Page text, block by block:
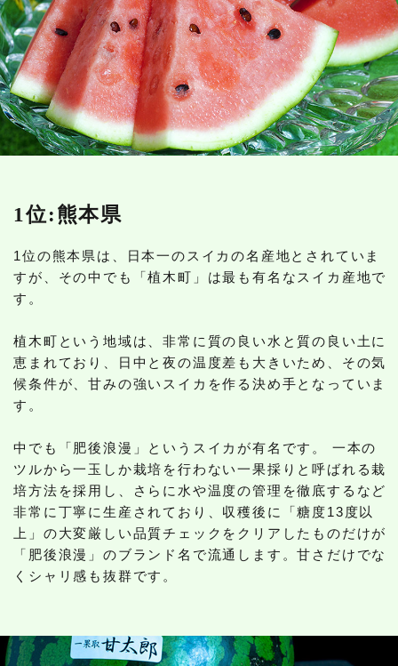
1位:熊本県
1位の熊本県は、日本一のスイカの名産地とされていま
すが、その中でも「植木町」は最も有名なスイカ産地で
す。
植木町という地域は、非常に質の良い水と質の良い土に
恵まれており、日中と夜の温度差も大きいため、その気
候条件が、甘みの強いスイカを作る決め手となっていま
す。
中でも「肥後浪漫」というスイカが有名です。 一本の
ツルから一玉しか栽培を行わない一果採りと呼ばれる栽
培方法を採用し、さらに水や温度の管理を徹底するなど
非常に丁寧に生産されており、収穫後に「糖度13度以
上」の大変厳しい品質チェックをクリアしたものだけが
「肥後浪漫」のブランド名で流通します。甘さだけでな
くシャリ感も抜群です。